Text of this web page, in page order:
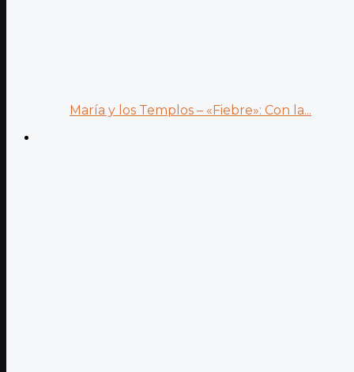
María y los Templos – «Fiebre»: Con la...